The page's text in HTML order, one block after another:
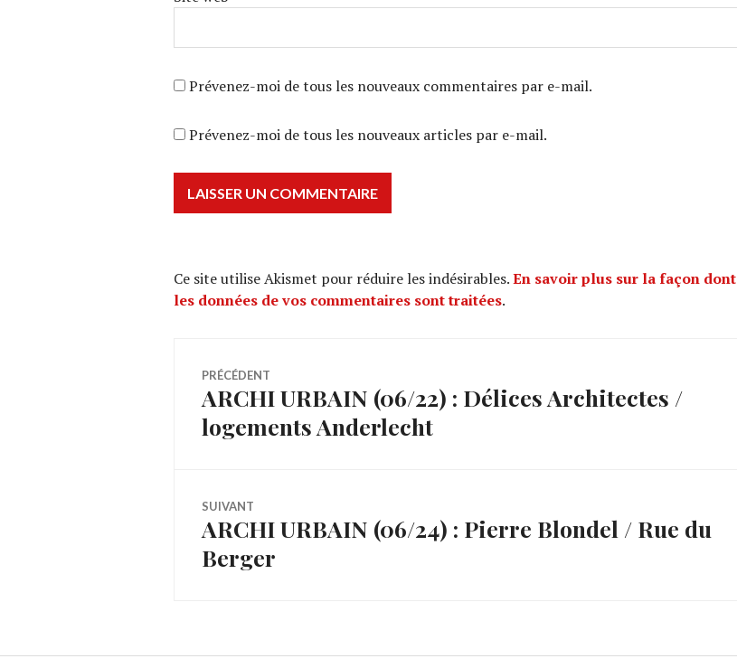
Prévenez-moi de tous les nouveaux commentaires par e-mail.
Prévenez-moi de tous les nouveaux articles par e-mail.
Ce site utilise Akismet pour réduire les indésirables.En savoir plus sur la façon dont
les données de vos commentaires sont traitées.
Navigation
de
PRÉCÉDENT
Article
précédent :
ARCHI URBAIN (06/22) : Délices Architectes /
logements Anderlecht
SUIVANT
Article
Suivant:
ARCHI URBAIN (06/24) : Pierre Blondel / Rue du
Berger